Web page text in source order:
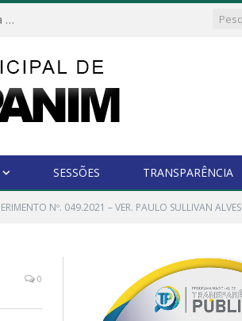
Câmara Municipal de Marapanim discute estratégias de segurança com autoridades e poder executivo
SESSÕES TRANSPARÊNCIA
Nº. 049.2021 – VER. PAULO SULLIVAN ALVES
0